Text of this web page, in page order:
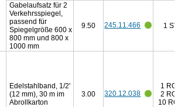
Gabelaufsatz für 2
Verkehrsspiegel,
passend für
Spiegelgröße 600 x
800 mm und 800 x
1000 mm
9.50 245.11.466 1 ST
Edelstahlband, 1/2'
(12 mm), 30 m im
Abrollkarton
3.00 320.12.038
1
2
10